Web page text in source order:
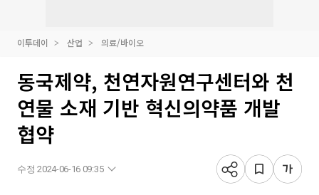
이투데이 산업 의료/바이오
동국제약, 천연자원연구센터와 천
연물 소재 기반 혁신의약품 개발
협약
수정 2024-06-16 09:35